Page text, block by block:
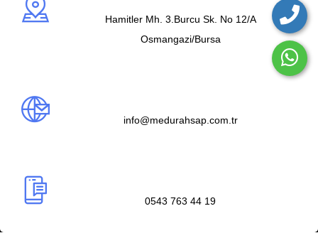
Hamitler Mh. 3.Burcu Sk. No 12/A
Osmangazi/Bursa
info@medurahsap.com.tr
0543 763 44 19